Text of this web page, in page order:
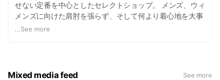
せない定番を中心としたセレクトショップ。 メンズ、ウィ
メンズに向けた肩肘を張らず、そして何より着心地を大事
にしたオーセンティックまたはトレンディーなインポート
...See more
Mixed media feed See more